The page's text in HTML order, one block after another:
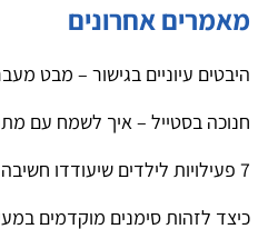
מאמרים אחרונים
היבטים עיוניים בגישור – מבט
חנוכה בסטייל – איך לשמח עם
7 פעילויות לילדים שיעודדו חשיבה יצירתית מחוץ לקופסא
כיצד לזהות סימנים מוקדמים